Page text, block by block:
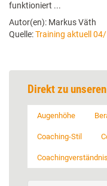
funktioniert ...
Autor(en): Markus Väth
Quelle:Training aktuell
Direkt zu
Augenhöhe
Coaching-Stil
Coachingverständnis